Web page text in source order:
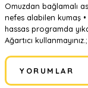
Omuzdan bağlamalı
nefes alabilen kumaş
hassas programda
Ağartıcı
YORUMLAR